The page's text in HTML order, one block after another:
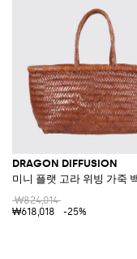
DRAGON DIFFUSION
미니 플랫 고라 위빙 가죽
₩824,014
₩618,018
-25%